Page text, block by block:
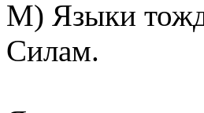
М) Языки
Силам.